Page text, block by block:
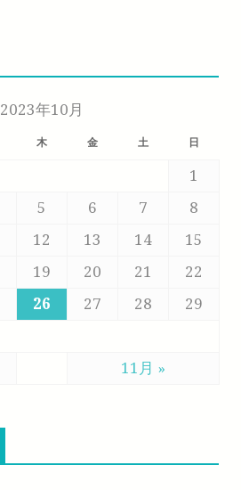
2023年10月
木 金 土 日
11月 »
1
5 6 7
8
12 13 14
15
19 20 21
22
26 27 28
29